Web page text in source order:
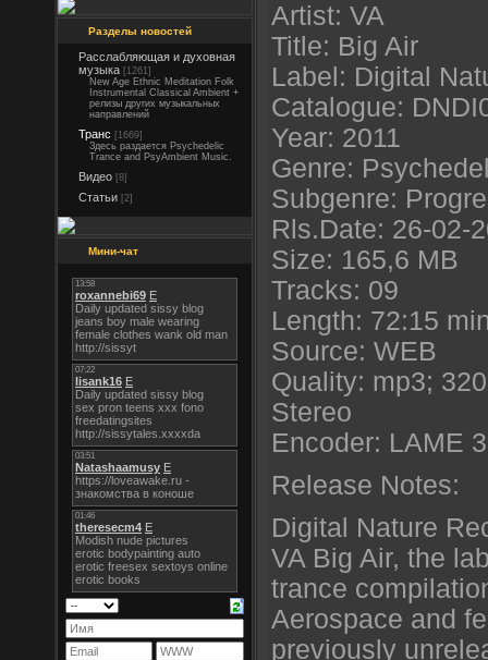
Разделы новостей
Расслабляющая и духовная
музыка [1261]
New Age Ethnic Meditation Folk
Instrumental Classical Ambient +
релизы других музыкальных
направлений
Транс [1669]
Здесь раздается Psychedelic
Trance and PsyAmbient Music.
Видео [8]
Статьи [2]
Мини-чат
Artist: VA
Title: Big Air
Label: Digital
Catalogue:
Year: 2011
Genre:
Subgenre:
Rls.Date: 26-02-
Size: 165,6 MB
Tracks: 09
Length: 72:15
Source: WEB
Quality: mp3;
Stereo
Encoder: LAME
Release Notes:
Digital Nature
VA Big Air, the
trance
Aerospace and
previously